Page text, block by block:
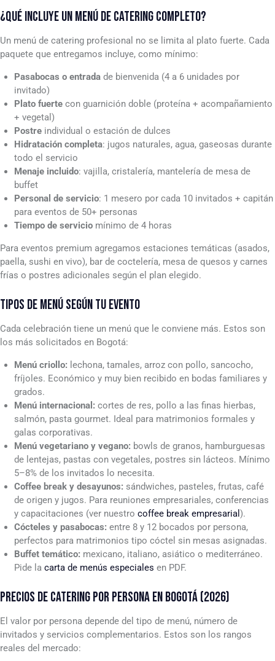
¿QUÉ INCLUYE UN MENÚ DE CATERING COMPLETO?
Un menú de catering profesional no se limita al plato fuerte. Cada
paquete que entregamos incluye, como mínimo:
Pasabocas o entradade bienvenida (4 a 6 unidades por
invitado)
Plato fuertecon guarnición doble (proteína + acompañamiento
+ vegetal)
Postreindividual o estación de dulces
Hidratación completa: jugos naturales, agua, gaseosas durante
todo el servicio
Menaje incluido: vajilla, cristalería, mantelería de mesa de
buffet
Personal de servicio: 1 mesero por cada 10 invitados + capitán
para eventos de 50+ personas
Tiempo de serviciomínimo de 4 horas
Para eventos premium agregamos estaciones temáticas (asados,
paella, sushi en vivo), bar de coctelería, mesa de quesos y carnes
frías o postres adicionales según el plan elegido.
TIPOS DE MENÚ SEGÚN TU EVENTO
Cada celebración tiene un menú que le conviene más. Estos son
los más solicitados en Bogotá:
Menú criollo: lechona, tamales, arroz con pollo, sancocho,
fríjoles. Económico y muy bien recibido en bodas familiares y
grados.
Menú internacional: cortes de res, pollo a las finas hierbas,
salmón, pasta gourmet. Ideal para matrimonios formales y
galas corporativas.
Menú vegetariano y vegano: bowls de granos, hamburguesas
de lentejas, pastas con vegetales, postres sin lácteos. Mínimo
5–8% de los invitados lo necesita.
Coffee break y desayunos: sándwiches, pasteles, frutas, café
de origen y jugos. Para reuniones empresariales, conferencias
y capacitaciones (ver nuestro coffee break empresarial ).
Cócteles y pasabocas: entre 8 y 12 bocados por persona,
perfectos para matrimonios tipo cóctel sin mesas asignadas.
Buffet temático: mexicano, italiano, asiático o mediterráneo.
Pide la carta de menús especiales en PDF.
PRECIOS DE CATERING POR PERSONA EN BOGOTÁ (2026)
El valor por persona depende del tipo de menú, número de
invitados y servicios complementarios. Estos son los rangos
reales del mercado: